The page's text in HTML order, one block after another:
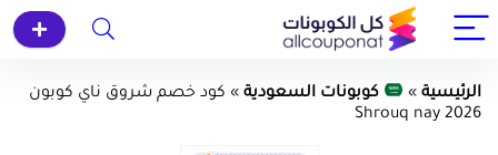
الرئيسية » كوبونات السعودية » كود خصم شروق ناي كوبون
Shrouq nay 2026